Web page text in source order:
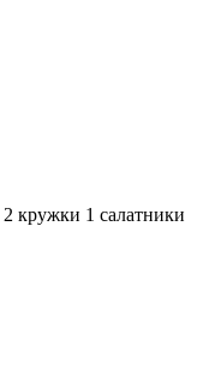
2 кружки 1 салатники